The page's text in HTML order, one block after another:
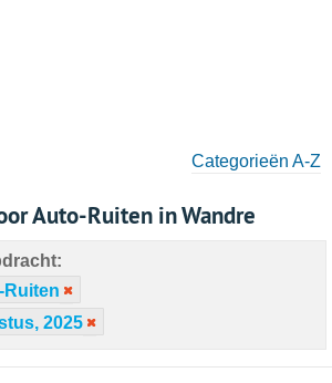
Categorieën A-Z
Auto-Ruiten in Wandre
Ruiten
2025